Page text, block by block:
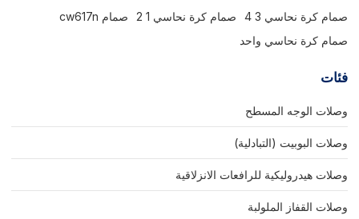
صمام كرة نحاسي 3 4
صمام كرة نحاسي 1 2
صمام cw617n
صمام كرة نحاسي واحد
فئات
وصلات الوجه المسطح
وصلات البوبيت (التبادلية)
وصلات هيدروليكية للرافعات الانزلاقية
وصلات القفاز الملولبة